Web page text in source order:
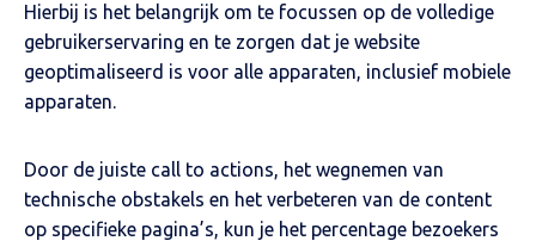
Hierbij is het belangrijk om te focussen op de volledige
gebruikerservaring en te zorgen dat je website
geoptimaliseerd is voor alle apparaten, inclusief mobiele
apparaten.
Door de juiste call to actions, het wegnemen van
technische obstakels en het verbeteren van de content
op specifieke pagina’s, kun je het percentage bezoekers